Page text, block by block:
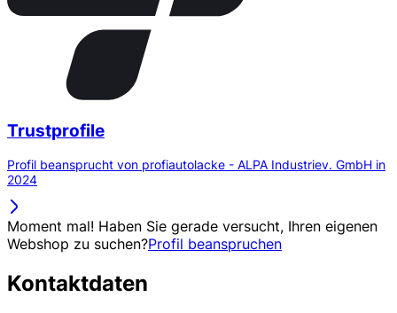
Trustprofile
Profil beansprucht von profiautolacke - ALPA Industriev. GmbH in
2024
Moment mal! Haben Sie gerade versucht, Ihren eigenen
Webshop zu suchen?Profil beanspruchen
Kontaktdaten